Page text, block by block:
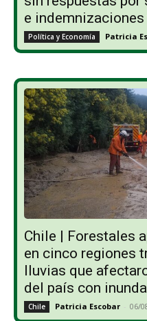
e
Política y Economía Patricia
Chile | Forestales
en cinco regiones
lluvias que
del país con
Chile Patricia Escobar - 06/